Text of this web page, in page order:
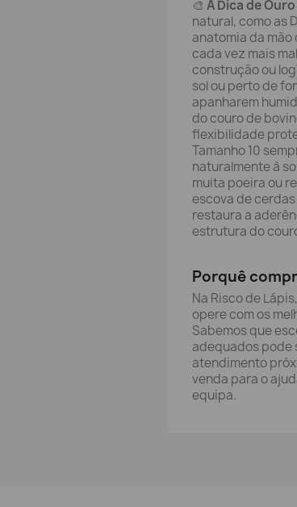
🎨 A Dica de
natural, como as
anatomia da
cada vez mais
construção ou
sol ou perto de
apanharem
do couro de
flexibilidade
Tamanho 10
naturalmente à
muita poeira ou
escova de
restaura a
estrutura do
Porquê
Na Risco de
opere com os
Sabemos que
adequados pode
atendimento
venda para o
equipa.